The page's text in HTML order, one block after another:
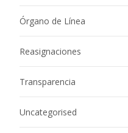
Órgano de Línea
Reasignaciones
Transparencia
Uncategorised